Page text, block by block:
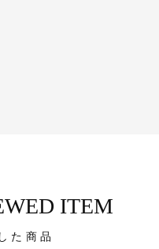
ITEM
た商品